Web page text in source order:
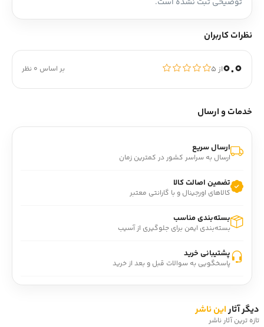
نظرات کاربران
0.0از ۵ بر اساس 0 نظر
خدمات و ارسال
ارسال سریع
ارسال به سراسر کشور در کمترین زمان
تضمین اصالت کالا
کالاهای اورجینال و با گارانتی معتبر
بسته‌بندی مناسب
بسته‌بندی ایمن برای جلوگیری از آسیب
پشتیبانی خرید
پاسخگویی به سوالات قبل و بعد از خرید
دیگر آثاراین ناشر
تازه ترین آثار ناشر